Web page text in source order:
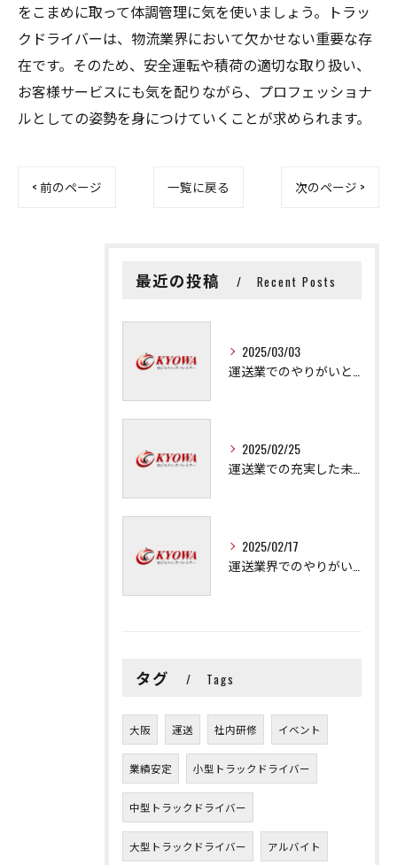
をこまめに取って体調管理に気を使いましょう。トラッ
クドライバーは、物流業界において欠かせない重要な存
在です。そのため、安全運転や積荷の適切な取り扱い、
お客様サービスにも気を配りながら、プロフェッショナ
ルとしての姿勢を身につけていくことが求められます。
< 前のページ 一覧に戻る 次のページ >
最近の投稿 Recent Posts
2025/03/03
2025/02/25
2025/02/17
タグ Tags
大阪 運送 社内研修 イベント
業績安定 小型トラックドライバー
中型トラックドライバー
大型トラックドライバー アルバイト